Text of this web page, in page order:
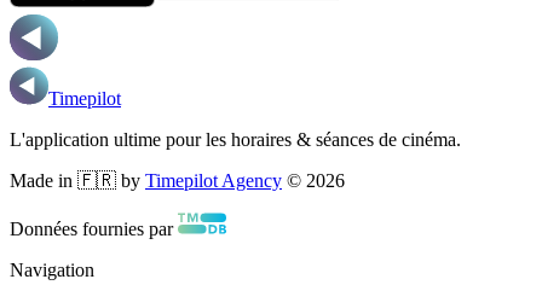
Timepilot
L'application ultime pour les horaires & séances de cinéma.
Made in 🇫🇷 by Timepilot Agency © 2026
Données fournies par
Navigation